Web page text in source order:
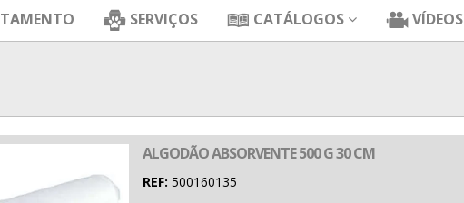
SERVIÇOS CATÁLOGOS VÍDEOS
ALGODÃO ABSORVENTE 500 G 30 CM
REF: 500160135